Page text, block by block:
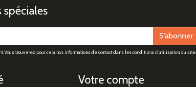
spéciales
S’abonner
Vous trouverez pour cela nos informations de contact dans les conditions d'utilisation du site.
Votre compte